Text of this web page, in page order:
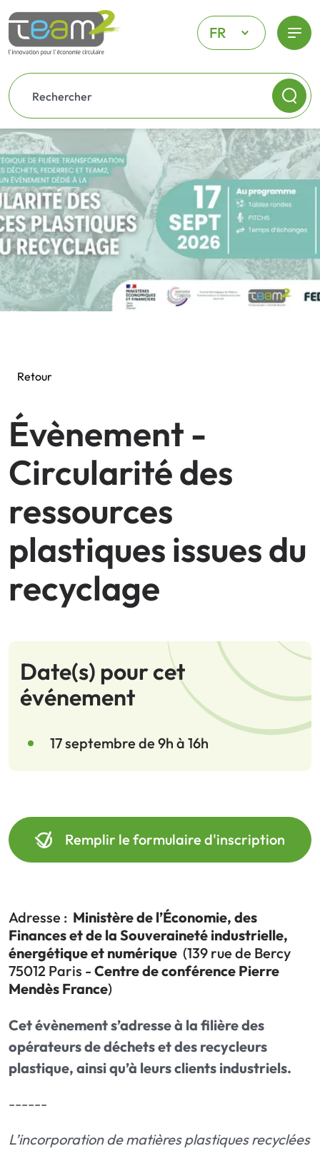
FR
Menu
Accueil
Adhérer
Newsletter
Contact
Retour
Évènement -
Circularité des
ressources
plastiques issues du
recyclage
Date(s) pour cet
événement
17 septembre de 9h à 16h
Remplir le formulaire d'inscription
Adresse : Ministère de l’Économie, des
Finances et de la Souveraineté industrielle,
énergétique et numérique (139 rue de Bercy
75012 Paris - Centre de conférence Pierre
Mendès France)
Cet évènement s’adresse à la filière des
opérateurs de déchets et des recycleurs
plastique, ainsi qu’à leurs clients industriels.
------
L’incorporation de matières plastiques recyclées